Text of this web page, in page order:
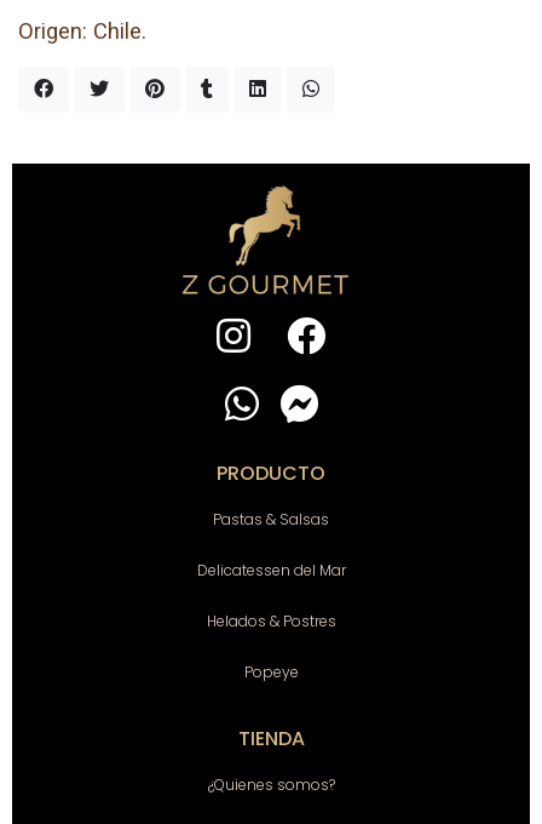
Origen: Chile.
PRODUCTO
Pastas & Salsas
Delicatessen del Mar
Helados & Postres
Popeye
TIENDA
¿Quienes somos?